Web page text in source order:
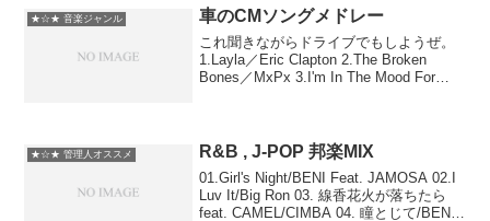
で主観で100曲選んでおきました。アイド
ルマスター☆...
★☆★ 音楽ジャンル 車のCMソングメドレー
これ聞きながらドライブでもしようぜ。
1.Layla／Eric Clapton 2.The Broken
Bones／MxPx 3.I'm In The Mood For
★☆★ 管理人オススメ R&B , J-POP 邦楽MIX
01.Girl's Night/BENI Feat. JAMOSA 02.I
Luv It/Big Ron 03. 線香花火が落ちたら
feat. CAMEL/CIMBA 04. 瞳とじて/BENI